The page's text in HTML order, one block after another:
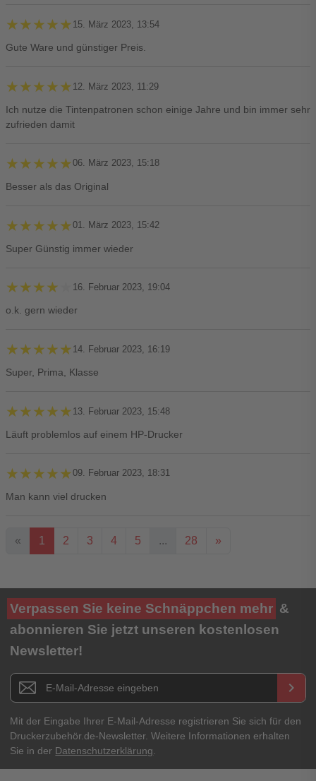
★★★★★
★★★★★ 15. März 2023, 13:54
Gute Ware und günstiger Preis.
★★★★★
★★★★★ 12. März 2023, 11:29
Ich nutze die Tintenpatronen schon einige Jahre und bin immer sehr
zufrieden damit
★★★★★
★★★★★06. März 2023, 15:18
Besser als das Original
★★★★★
★★★★★01. März 2023, 15:42
Super Günstig immer wieder
★★★★★
★★★★★ 16. Februar 2023, 19:04
o.k. gern wieder
★★★★★
★★★★★ 14. Februar 2023, 16:19
Super, Prima, Klasse
★★★★★
★★★★★ 13. Februar 2023, 15:48
Läuft problemlos auf einem HP-Drucker
★★★★★
★★★★★09. Februar 2023, 18:31
Man kann viel drucken
« 1 2 3 4 5 ... 28 »
Ihre Bewertung**
★★★★★
Titel**
E-Mail-Adresse
Ihr Passwort
Verpassen Sie keine Schnäppchen mehr &
abonnieren Sie jetzt unseren kostenlosen
Newsletter!
Newsletter E-Mail Adresse keyboard_arrow_right
Mit der Eingabe Ihrer E-Mail-Adresse registrieren Sie sich für den
Druckerzubehör.de-Newsletter. Weitere Informationen erhalten
Sie in der Datenschutzerklärung